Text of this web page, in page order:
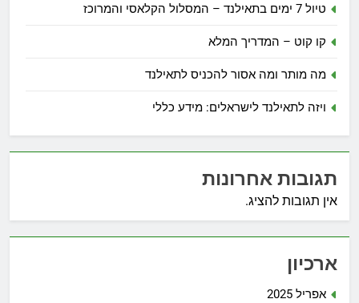
טיול 7 ימים בתאילנד – המסלול הקלאסי והמרוכז
קו קוט – המדריך המלא
מה מותר ומה אסור להכניס לתאילנד
ויזה לתאילנד לישראלים: מידע כללי
תגובות אחרונות
אין תגובות להציג.
ארכיון
אפריל 2025